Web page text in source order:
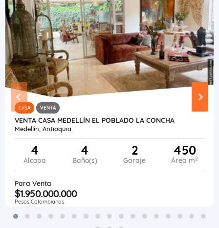
CASA VENTA
VENTA CASA MEDELLÍN EL POBLADO LA CONCHA
Medellín, Antioquia
4
Alcoba
4
Baño(s)
2
Garaje
450
Área m2
Para Venta
$1.950.000.000
Pesos Colombianos